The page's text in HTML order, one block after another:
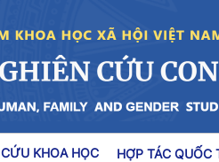
KHOA HỌC HỢP TÁC QUỐC